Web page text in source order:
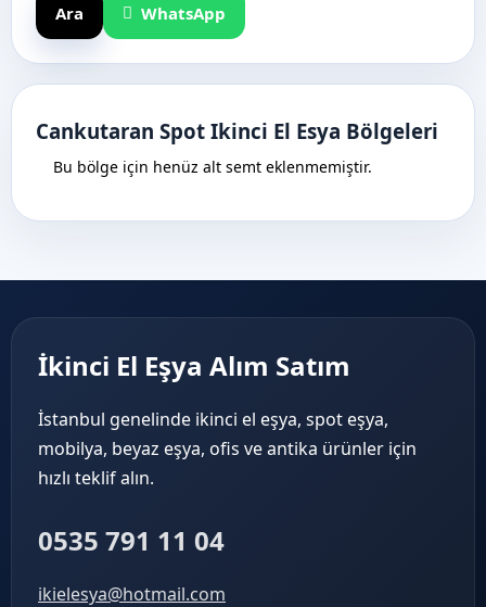
Ara WhatsApp
Cankutaran Spot Ikinci El Esya Bölgeleri
Bu bölge için henüz alt semt eklenmemiştir.
İkinci El Eşya Alım Satım
İstanbul genelinde ikinci el eşya, spot eşya,
mobilya, beyaz eşya, ofis ve antika ürünler için
hızlı teklif alın.
0535 791 11 04
ikielesya@hotmail.com